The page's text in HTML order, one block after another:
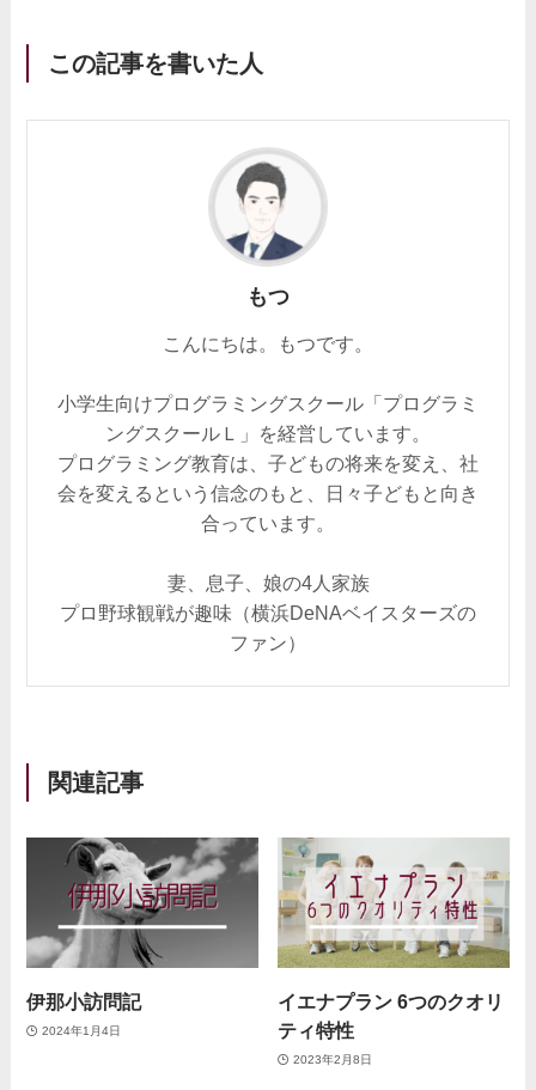
この記事を書いた人
もつ
こんにちは。もつです。
小学生向けプログラミングスクール「プログラミ
ングスクールＬ」を経営しています。
プログラミング教育は、子どもの将来を変え、社
会を変えるという信念のもと、日々子どもと向き
合っています。
妻、息子、娘の4人家族
プロ野球観戦が趣味（横浜DeNAベイスターズの
ファン）
関連記事
伊那小訪問記
2024年1月4日
イエナプラン 6つのクオリ
ティ特性
2023年2月8日